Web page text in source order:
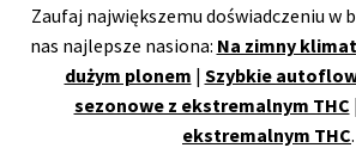
Zaufaj największemu doświadczeniu w
nas najlepsze nasiona: Na zimny klimat
dużym plonem | Szybkie
sezonowe z ekstremalnym THC
ekstremalnym THC.